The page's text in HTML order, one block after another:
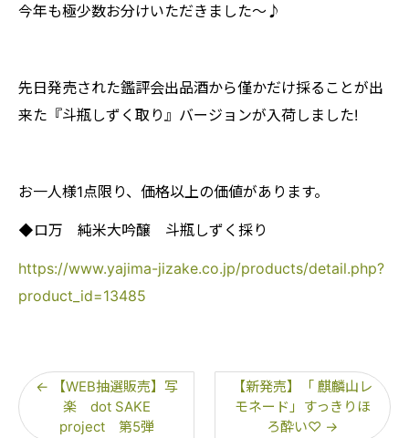
今年も極少数お分けいただきました～♪
先日発売された鑑評会出品酒から僅かだけ採ることが出
来た『斗瓶しずく取り』バージョンが入荷しました!
お一人様1点限り、価格以上の価値があります。
◆ロ万 純米大吟醸 斗瓶しずく採り
https://www.yajima-jizake.co.jp/products/detail.php?
product_id=13485
← 【WEB抽選販売】写
楽 dot SAKE
project 第5弾
【新発売】「 麒麟山レ
モネード」すっきりほ
ろ酔い♡ →